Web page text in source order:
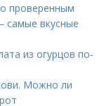
проверенным
самые вкусные
из огурцов по-
Можно ли